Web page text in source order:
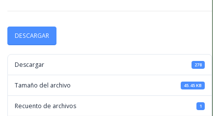
DESCARGAR
Descargar 278
Tamaño del archivo 45.45 KB
Recuento de archivos 1